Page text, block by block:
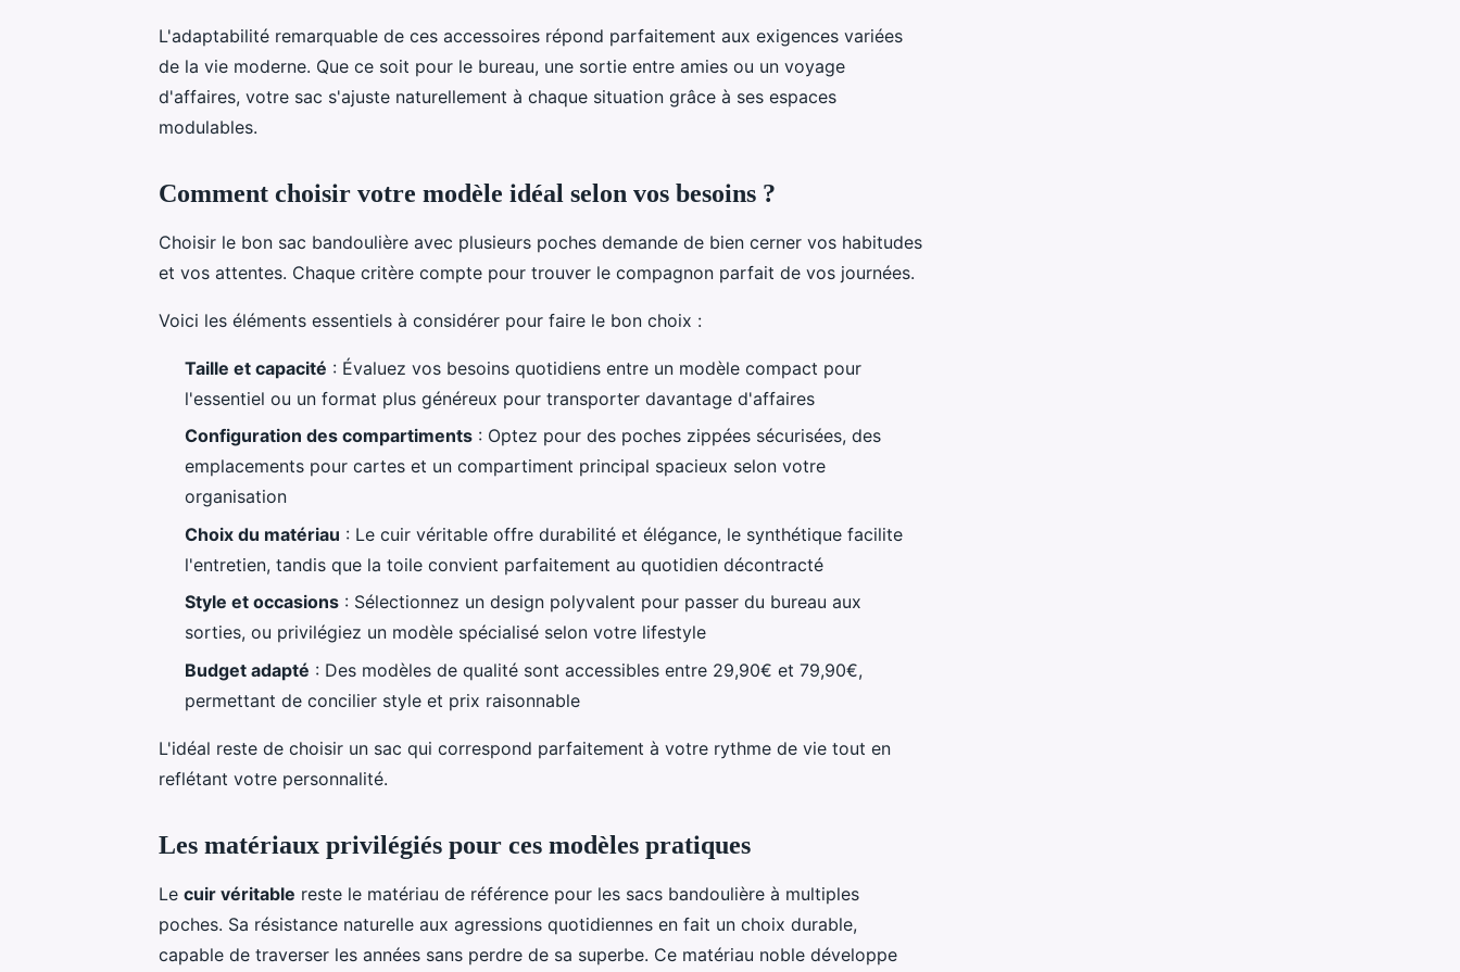
L'adaptabilité remarquable de ces accessoires répond parfaitement aux exigences variées
de la vie moderne. Que ce soit pour le bureau, une sortie entre amies ou un voyage
d'affaires, votre sac s'ajuste naturellement à chaque situation grâce à ses espaces
modulables.
Comment choisir votre modèle idéal selon vos besoins ?
Choisir le bon sac bandoulière avec plusieurs poches demande de bien cerner vos habitudes
et vos attentes. Chaque critère compte pour trouver le compagnon parfait de vos journées.
Voici les éléments essentiels à considérer pour faire le bon choix :
Taille et capacité : Évaluez vos besoins quotidiens entre un modèle compact pour
l'essentiel ou un format plus généreux pour transporter davantage d'affaires
Configuration des compartiments : Optez pour des poches zippées sécurisées, des
emplacements pour cartes et un compartiment principal spacieux selon votre
organisation
Choix du matériau : Le cuir véritable offre durabilité et élégance, le synthétique facilite
l'entretien, tandis que la toile convient parfaitement au quotidien décontracté
Style et occasions : Sélectionnez un design polyvalent pour passer du bureau aux
sorties, ou privilégiez un modèle spécialisé selon votre lifestyle
Budget adapté : Des modèles de qualité sont accessibles entre 29,90€ et 79,90€,
permettant de concilier style et prix raisonnable
L'idéal reste de choisir un sac qui correspond parfaitement à votre rythme de vie tout en
reflétant votre personnalité.
Les matériaux privilégiés pour ces modèles pratiques
Le cuir véritable reste le matériau de référence pour les sacs bandoulière à multiples
poches. Sa résistance naturelle aux agressions quotidiennes en fait un choix durable,
capable de traverser les années sans perdre de sa superbe. Ce matériau noble développe